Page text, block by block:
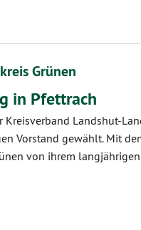
Grünen
in Pfettrach
Kreisverband Landshut-
Vorstand gewählt. Mit
von ihrem